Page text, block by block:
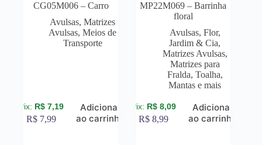
CG05M006 – Carro
Avulsas,Matrizes
Avulsas,Meios de
Transporte
R$ 7,19
R$ 7,99
Adicionar
ao carrinho
MP22M069 – Barrinha
floral
Avulsas, Flor,
Jardim & Cia,
Matrizes Avulsas,
Matrizes para
Fralda, Toalha,
Mantas e mais
R$ 8,09
R$ 8,99
Adicionar
ao carrinho